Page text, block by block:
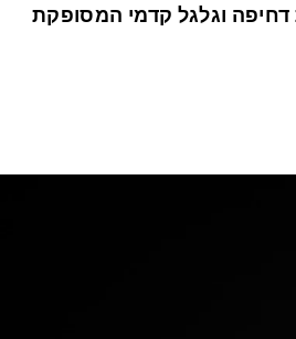
דחיפה וגלגל קדמי המסופקת